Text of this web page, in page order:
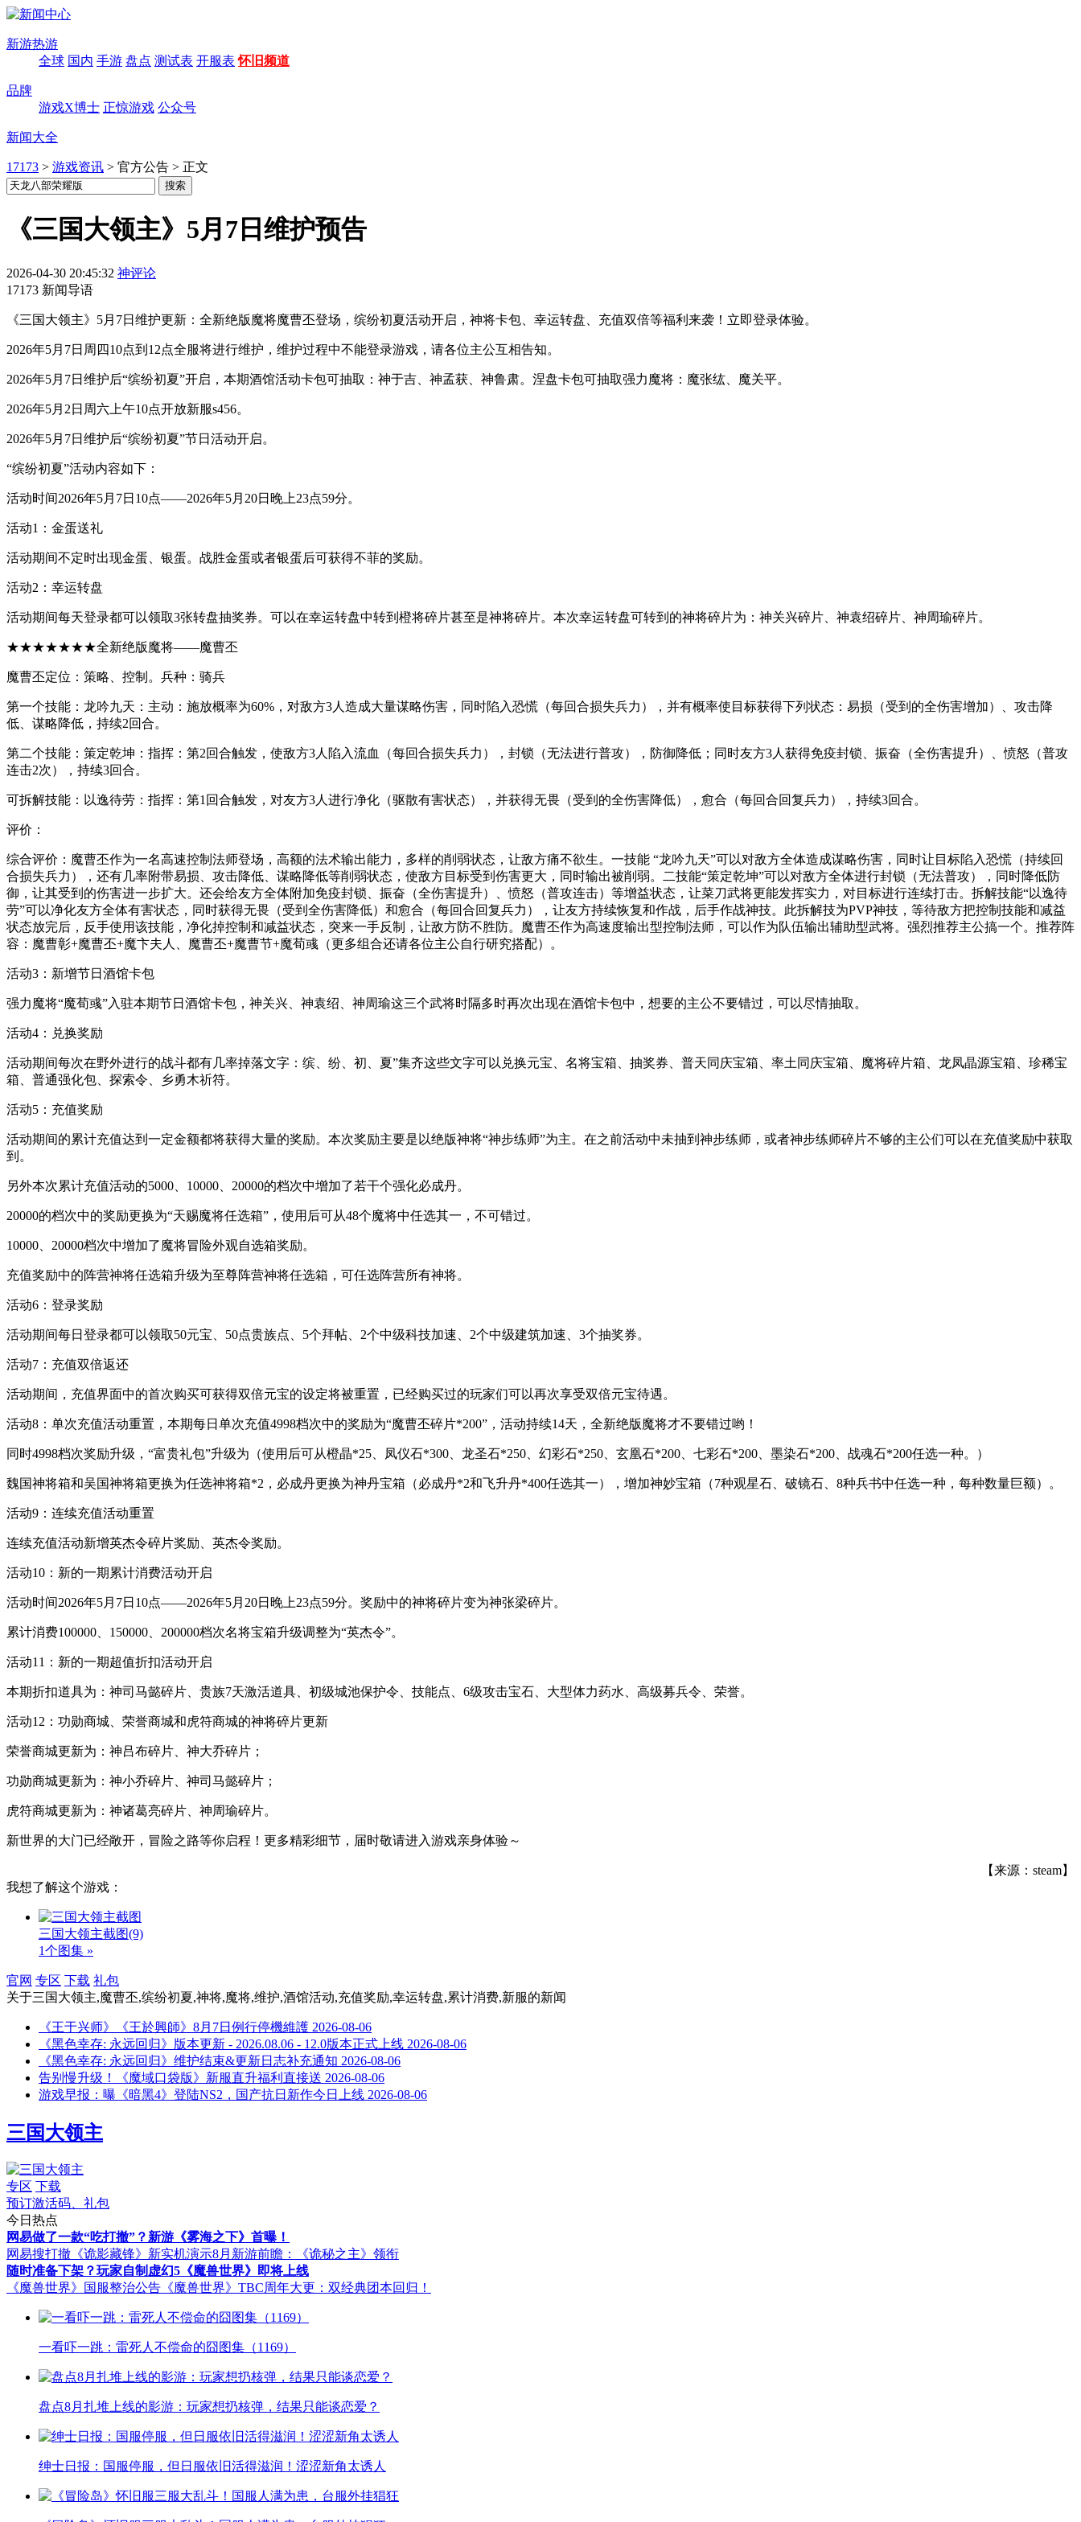
新游热游
全球 国内 手游 盘点 测试表 开服表 怀旧频道
品牌
游戏X博士 正惊游戏 公众号
新闻大全
17173 > 游戏资讯 > 官方公告 > 正文
《三国大领主》5月7日维护预告
2026-04-30 20:45:32 神评论
17173 新闻导语
《三国大领主》5月7日维护更新：全新绝版魔将魔曹丕登场，缤纷初夏活动开启，神将卡包、幸运转盘、充值双倍等福利来袭！立即登录体验。
2026年5月7日周四10点到12点全服将进行维护，维护过程中不能登录游戏，请各位主公互相告知。
2026年5月7日维护后“缤纷初夏”开启，本期酒馆活动卡包可抽取：神于吉、神孟获、神鲁肃。涅盘卡包可抽取强力魔将：魔张纮、魔关平。
2026年5月2日周六上午10点开放新服s456。
2026年5月7日维护后“缤纷初夏”节日活动开启。
“缤纷初夏”活动内容如下：
活动时间2026年5月7日10点——2026年5月20日晚上23点59分。
活动1：金蛋送礼
活动期间不定时出现金蛋、银蛋。战胜金蛋或者银蛋后可获得不菲的奖励。
活动2：幸运转盘
活动期间每天登录都可以领取3张转盘抽奖券。可以在幸运转盘中转到橙将碎片甚至是神将碎片。本次幸运转盘可转到的神将碎片为：神关兴碎片、神袁绍碎片、神周瑜碎片。
★★★★★★★全新绝版魔将——魔曹丕
魔曹丕定位：策略、控制。兵种：骑兵
第一个技能：龙吟九天：主动：施放概率为60%，对敌方3人造成大量谋略伤害，同时陷入恐慌（每回合损失兵力），并有概率使目标获得下列状态：易损（受到的全伤害增加）、攻击降
低、谋略降低，持续2回合。
第二个技能：策定乾坤：指挥：第2回合触发，使敌方3人陷入流血（每回合损失兵力），封锁（无法进行普攻），防御降低；同时友方3人获得免疫封锁、振奋（全伤害提升）、愤怒（普攻
连击2次），持续3回合。
可拆解技能：以逸待劳：指挥：第1回合触发，对友方3人进行净化（驱散有害状态），并获得无畏（受到的全伤害降低），愈合（每回合回复兵力），持续3回合。
评价：
综合评价：魔曹丕作为一名高速控制法师登场，高额的法术输出能力，多样的削弱状态，让敌方痛不欲生。一技能 “龙吟九天”可以对敌方全体造成谋略伤害，同时让目标陷入恐慌（持续回
合损失兵力），还有几率附带易损、攻击降低、谋略降低等削弱状态，使敌方目标受到伤害更大，同时输出被削弱。二技能“策定乾坤”可以对敌方全体进行封锁（无法普攻），同时降低防
御，让其受到的伤害进一步扩大。还会给友方全体附加免疫封锁、振奋（全伤害提升）、愤怒（普攻连击）等增益状态，让菜刀武将更能发挥实力，对目标进行连续打击。拆解技能“以逸待
劳”可以净化友方全体有害状态，同时获得无畏（受到全伤害降低）和愈合（每回合回复兵力），让友方持续恢复和作战，后手作战神技。此拆解技为PVP神技，等待敌方把控制技能和减益
状态放完后，反手使用该技能，净化掉控制和减益状态，突来一手反制，让敌方防不胜防。魔曹丕作为高速度输出型控制法师，可以作为队伍输出辅助型武将。强烈推荐主公搞一个。推荐阵
容：魔曹彰+魔曹丕+魔卞夫人、魔曹丕+魔曹节+魔荀彧（更多组合还请各位主公自行研究搭配）。
活动3：新增节日酒馆卡包
强力魔将“魔荀彧”入驻本期节日酒馆卡包，神关兴、神袁绍、神周瑜这三个武将时隔多时再次出现在酒馆卡包中，想要的主公不要错过，可以尽情抽取。
活动4：兑换奖励
活动期间每次在野外进行的战斗都有几率掉落文字：缤、纷、初、夏”集齐这些文字可以兑换元宝、名将宝箱、抽奖券、普天同庆宝箱、率土同庆宝箱、魔将碎片箱、龙凤晶源宝箱、珍稀宝
箱、普通强化包、探索令、乡勇木祈符。
活动5：充值奖励
活动期间的累计充值达到一定金额都将获得大量的奖励。本次奖励主要是以绝版神将“神步练师”为主。在之前活动中未抽到神步练师，或者神步练师碎片不够的主公们可以在充值奖励中获取
到。
另外本次累计充值活动的5000、10000、20000的档次中增加了若干个强化必成丹。
20000的档次中的奖励更换为“天赐魔将任选箱”，使用后可从48个魔将中任选其一，不可错过。
10000、20000档次中增加了魔将冒险外观自选箱奖励。
充值奖励中的阵营神将任选箱升级为至尊阵营神将任选箱，可任选阵营所有神将。
活动6：登录奖励
活动期间每日登录都可以领取50元宝、50点贵族点、5个拜帖、2个中级科技加速、2个中级建筑加速、3个抽奖券。
活动7：充值双倍返还
活动期间，充值界面中的首次购买可获得双倍元宝的设定将被重置，已经购买过的玩家们可以再次享受双倍元宝待遇。
活动8：单次充值活动重置，本期每日单次充值4998档次中的奖励为“魔曹丕碎片*200”，活动持续14天，全新绝版魔将才不要错过哟！
同时4998档次奖励升级，“富贵礼包”升级为（使用后可从橙晶*25、凤仪石*300、龙圣石*250、幻彩石*250、玄凰石*200、七彩石*200、墨染石*200、战魂石*200任选一种。）
魏国神将箱和吴国神将箱更换为任选神将箱*2，必成丹更换为神丹宝箱（必成丹*2和飞升丹*400任选其一），增加神妙宝箱（7种观星石、破镜石、8种兵书中任选一种，每种数量巨额）。
活动9：连续充值活动重置
连续充值活动新增英杰令碎片奖励、英杰令奖励。
活动10：新的一期累计消费活动开启
活动时间2026年5月7日10点——2026年5月20日晚上23点59分。奖励中的神将碎片变为神张梁碎片。
累计消费100000、150000、200000档次名将宝箱升级调整为“英杰令”。
活动11：新的一期超值折扣活动开启
本期折扣道具为：神司马懿碎片、贵族7天激活道具、初级城池保护令、技能点、6级攻击宝石、大型体力药水、高级募兵令、荣誉。
活动12：功勋商城、荣誉商城和虎符商城的神将碎片更新
荣誉商城更新为：神吕布碎片、神大乔碎片；
功勋商城更新为：神小乔碎片、神司马懿碎片；
虎符商城更新为：神诸葛亮碎片、神周瑜碎片。
新世界的大门已经敞开，冒险之路等你启程！更多精彩细节，届时敬请进入游戏亲身体验～
【来源：steam】
我想了解这个游戏：
三国大领主截图(9)
1个图集 »
官网 专区 下载 礼包
关于三国大领主,魔曹丕,缤纷初夏,神将,魔将,维护,酒馆活动,充值奖励,幸运转盘,累计消费,新服的新闻
《王于兴师》《王於興師》8月7日例行停機維護 2026-08-06
《黑色幸存: 永远回归》版本更新 - 2026.08.06 - 12.0版本正式上线 2026-08-06
《黑色幸存: 永远回归》维护结束&更新日志补充通知 2026-08-06
告别慢升级！《魔域口袋版》新服直升福利直接送 2026-08-06
游戏早报：曝《暗黑4》登陆NS2，国产抗日新作今日上线 2026-08-06
三国大领主
专区 下载
预订激活码、礼包
今日热点
网易做了一款“吃打撤”？新游《雾海之下》首曝！
网易搜打撤《诡影藏锋》新实机演示8月新游前瞻：《诡秘之主》领衔
随时准备下架？玩家自制虚幻5《魔兽世界》即将上线
《魔兽世界》国服整治公告 《魔兽世界》TBC周年大更：双经典团本回归！
一看吓一跳：雷死人不偿命的囧图集（1169）
盘点8月扎堆上线的影游：玩家想扔核弹，结果只能谈恋爱？
绅士日报：国服停服，但日服依旧活得滋润！涩涩新角太诱人